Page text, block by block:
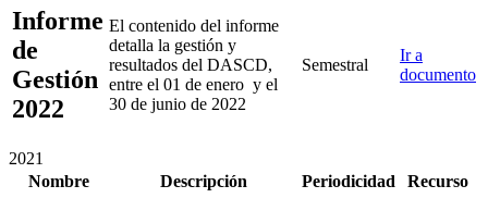
Informe
de
Gestión
2022
El contenido del informe
detalla la gestión y
resultados del DASCD,
entre el 01 de enero y el
30 de junio de 2022
Semestral
Ir a
documento
2021
Nombre
Descripción Periodicidad Recurso